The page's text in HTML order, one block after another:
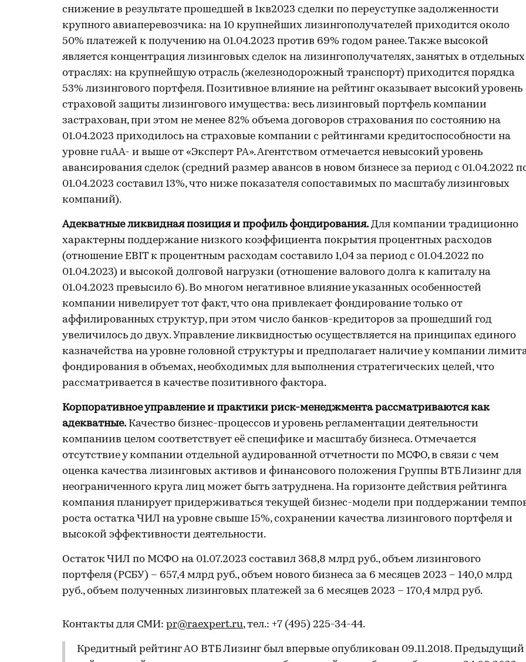
снижение в результате прошедшей в 1кв2023 сделки по переуступке задолженности
крупного авиаперевозчика: на 10 крупнейших лизингополучателей приходится около
50% платежей к получению на 01.04.2023 против 69% годом ранее. Также высокой
является концентрация лизинговых сделок на лизингополучателях, занятых в отдельных
отраслях: на крупнейшую отрасль (железнодорожный транспорт) приходится порядка
53% лизингового портфеля. Позитивное влияние на рейтинг оказывает высокий уровень
страховой защиты лизингового имущества: весь лизинговый портфель компании
застрахован, при этом не менее 82% объема договоров страхования по состоянию на
01.04.2023 приходилось на страховые компании с рейтингами кредитоспособности на
уровне ruАА- и выше от «Эксперт РА». Агентством отмечается невысокий уровень
авансирования сделок (средний размер авансов в новом бизнесе за период с 01.04.2022
01.04.2023 составил 13%, что ниже показателя сопоставимых по масштабу лизинговых
компаний).
Адекватные ликвидная позиция и профиль фондирования. Для компании традиционно
характерны поддержание низкого коэффициента покрытия процентных расходов
(отношение EBIT к процентным расходам составило 1,04 за период с 01.04.2022 по
01.04.2023) и высокой долговой нагрузки (отношение валового долга к капиталу на
01.04.2023 превысило 6). Во многом негативное влияние указанных особенностей
компании нивелирует тот факт, что она привлекает фондирование только от
аффилированных структур, при этом число банков-кредиторов за прошедший год
увеличилось до двух. Управление ликвидностью осуществляется на принципах единого
казначейства на уровне головной структуры и предполагает наличие у компании
фондирования в объемах, необходимых для выполнения стратегических целей, что
рассматривается в качестве позитивного фактора.
Корпоративное управление и практики риск-менеджмента рассматриваются как
адекватные. Качество бизнес-процессов и уровень регламентации деятельности
компаниив целом соответствует её специфике и масштабу бизнеса. Отмечается
отсутствие у компании отдельной аудированной отчетности по МСФО, в связи с чем
оценка качества лизинговых активов и финансового положения Группы ВТБ Лизинг для
неограниченного круга лиц может быть затруднена. На горизонте действия рейтинга
компания планирует придерживаться текущей бизнес-модели при поддержании
роста остатка ЧИЛ на уровне свыше 15%, сохранении качества лизингового портфеля и
высокой эффективности деятельности.
Остаток ЧИЛ по МСФО на 01.07.2023 составил 368,8 млрд руб., объем лизингового
портфеля (РСБУ) – 657,4 млрд руб., объем нового бизнеса за 6 месяцев 2023 – 140,0 млрд
руб., объем полученных лизинговых платежей за 6 месяцев 2023 – 170,4 млрд руб.
Контакты для СМИ: pr@raexpert.ru, тел.: +7 (495) 225-34-44.
Кредитный рейтинг АО ВТБ Лизинг был впервые опубликован 09.11.2018. Предыдущий